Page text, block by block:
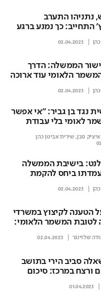
נתניהו התערב
התחייב: כך נמנע ברגע
02.04.2023
הממשלה: הדרך
הלאומי עוד ארוכה
02.04.2023
נגד בן גביר: "אי אפשר
לאומי בלי עבודת
איציק סבן,שירית אביטן כהן
בישיבת הממשלה
עמדתו ביחס להקמת
02.04.2023
הטענה לקיצוץ במשרדי
המשמר הלאומי:
שלזינגר 02.04.2023
סביב הירי בתושב
ורצח במרכז: סיכום
01.04.2023